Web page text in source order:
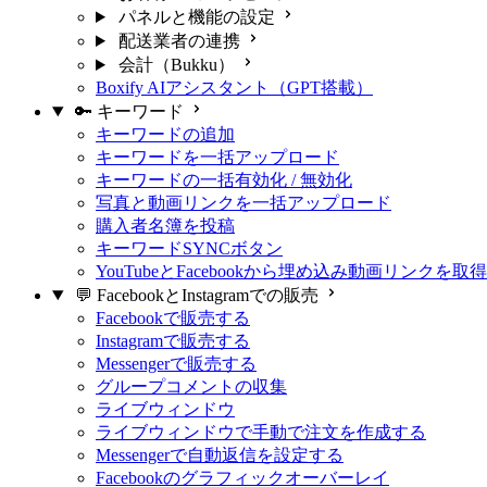
パネルと機能の設定
配送業者の連携
会計（Bukku）
Boxify AIアシスタント（GPT搭載）
🔑 キーワード
キーワードの追加
キーワードを一括アップロード
キーワードの一括有効化 / 無効化
写真と動画リンクを一括アップロード
購入者名簿を投稿
キーワードSYNCボタン
YouTubeとFacebookから埋め込み動画リンクを取
💬 FacebookとInstagramでの販売
Facebookで販売する
Instagramで販売する
Messengerで販売する
グループコメントの収集
ライブウィンドウ
ライブウィンドウで手動で注文を作成する
Messengerで自動返信を設定する
Facebookのグラフィックオーバーレイ